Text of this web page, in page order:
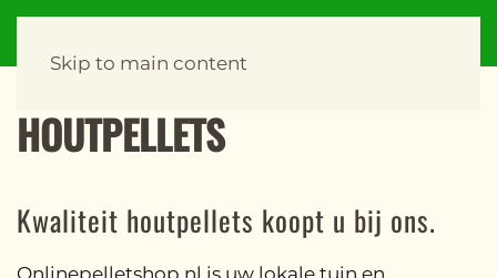
Skip to main content
HOUTPELLETS
Kwaliteit houtpellets koopt u bij ons.
Onlinepelletshop.nl is uw lokale tuin en